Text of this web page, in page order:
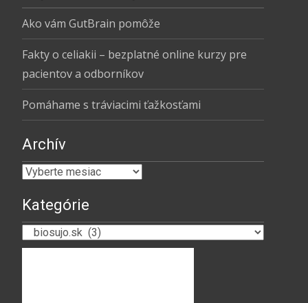
Ako vám GutBrain pomôže
Fakty o celiakii – bezplatné online kurzy pre
pacientov a odborníkov
Pomáhame s tráviacimi ťažkosťami
Archív
Archív
Kategórie
Kategórie